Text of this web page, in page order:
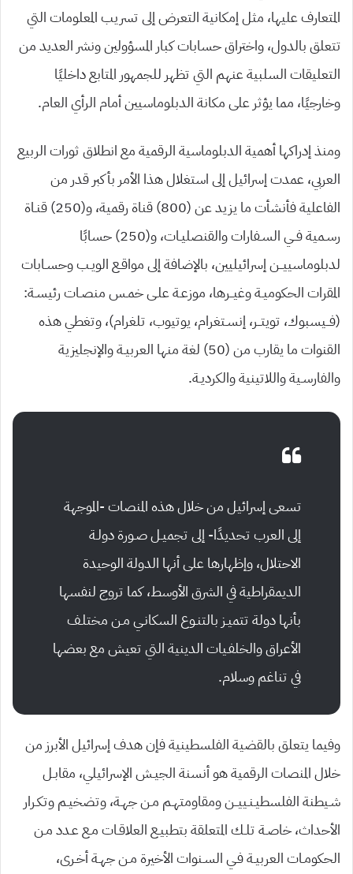
المتعارف عليها، مثل إمكانية التعرض إلى تسريب المعلومات التي
تتعلق بالدول، واختراق حسابات كبار المسؤولين ونشر العديد من
التعليقات السلبية عنهم التي تظهر للجمهور المتابع داخليًا
وخارجيًا، مما يؤثر على مكانة الدبلوماسيين أمام الرأي العام.
ومنذ إدراكها أهمية الدبلوماسية الرقمية مع انطلاق ثورات الربيع
العربي، عمدت إسرائيل إلى استغلال هذا الأمر بأكبر قدر من
الفاعلية فأنشأت ما يزيد عن (800) قناة رقمية، و(250) قنـاة
رسـمية فــي السـفارات والقنصليـات، و(250) حسابًا
لدبلوماسييــن إسرائيليين، بالإضافة إلى مواقـع الويـب وحسـابات
المقرات الحكوميـة وغيــرها، موزعـة علـى خمـس منصـات رئيسـة:
(فــيسبوك، تويتــر، إنسـتغرام، يوتيوب، تلغرام)، وتغطي هذه
القنوات ما يقارب من (50) لغة منها العربيـة والإنجليزية
والفارسـية واللاتينية والكرديـة.
تسعى إسرائيل من خلال هذه المنصات -الموجهة
إلى العرب تحديدًا- إلى تجميـل صـورة دولـة
الاحتلال، وإظهارها على أنها الدولة الوحيدة
الديمقراطية في الشرق الأوسط، كما تروج لنفسها
بأنها دولة تتميـز بالتنـوع السكانـي مـن مختلـف
الأعراق والخلفـيات الدينية التي تعيش مع بعضها
في تناغم وسلام.
وفيما يتعلق بالقضية الفلسطينية فإن هدف إسرائيل الأبرز من
خلال المنصات الرقمية هو أنسنة الجيـش الإسرائيلي، مقابـل
شـيطنة الفلسطيـنـييــن ومقاومتهـم مـن جهـة، وتضخيـم وتكـرار
الأحداث، خاصـة تلـك المتعلقة بتطبيـع العلاقـات مـع عـدد مـن
الحكومـات العربيـة فـي السـنوات الأخيرة مـن جهـة أخـرى،